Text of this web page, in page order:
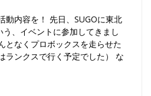
動内容を！ 先日、SUGOに東北
、イベントに参加してきまし
となくプロボックスを走らせた
ランクスで行く予定でした） な